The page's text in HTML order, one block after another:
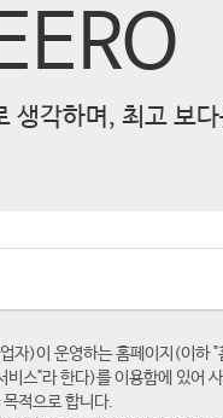
생각하며, 최고 보